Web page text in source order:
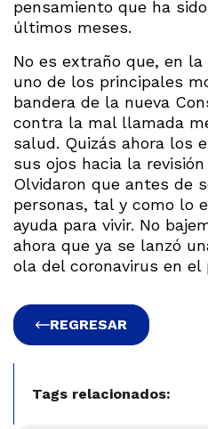
pensamiento que ha
últimos meses.
No es extraño que, en
uno de los principales
bandera de la nueva
contra la mal llamada
salud. Quizás ahora los
sus ojos hacia la
Olvidaron que antes de
personas, tal y como lo
ayuda para vivir. No
ahora que ya se lanzó
ola del coronavirus en el
REGRESAR
Tags relacionados: